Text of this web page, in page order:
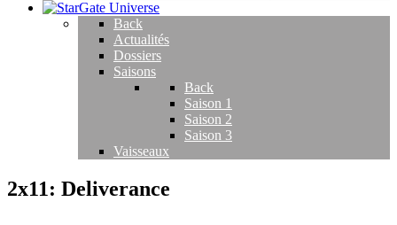
Back
Actualités
Dossiers
Saisons
Back
Saison 1
Saison 2
Saison 3
Vaisseaux
2x11: Deliverance